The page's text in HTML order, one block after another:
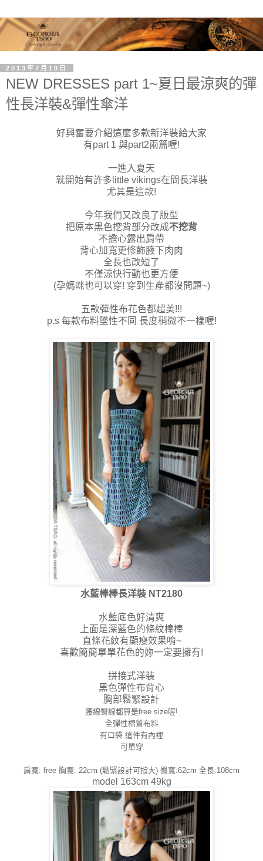
2013年7月10日
NEW DRESSES part 1~夏日最涼爽的彈
性長洋裝&彈性傘洋
好興奮要介紹這麼多款新洋裝給大家
有part 1 與part2兩篇喔!
一進入夏天
就開始有許多little vikings在問長洋裝
尤其是這款!
今年我們又改良了版型
把原本黑色挖背部分改成不挖背
不擔心露出肩帶
背心加寬更修飾腋下肉肉
全長也改短了
不僅涼快行動也更方便
(孕媽咪也可以穿! 穿到生產都沒問題~)
五款彈性布花色都超美!!!
p.s 每款布料墜性不同 長度稍微不一樣喔!
水藍棒棒長洋裝 NT2180
水藍底色好清爽
上面是深藍色的條紋棒棒
直條花紋有顯瘦效果唷~
喜歡簡簡單單花色的妳一定要擁有!
拼接式洋裝
黑色彈性布背心
胸部鬆緊設計
腰線臀線都算是free size喔!
全彈性棉質布料
有口袋 這件有內裡
可單穿
肩寬: free 胸寬: 22cm (鬆緊設計可撐大) 臀寬:62cm 全長:108cm
model 163cm 49kg